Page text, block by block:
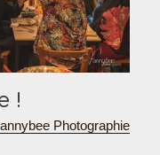
!
Photographie